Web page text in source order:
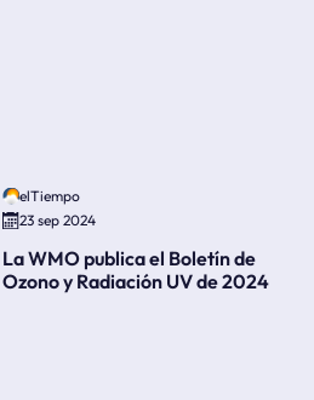
elTiempo
23 sep 2024
La WMO publica el Boletín de
Ozono y Radiación UV de 2024